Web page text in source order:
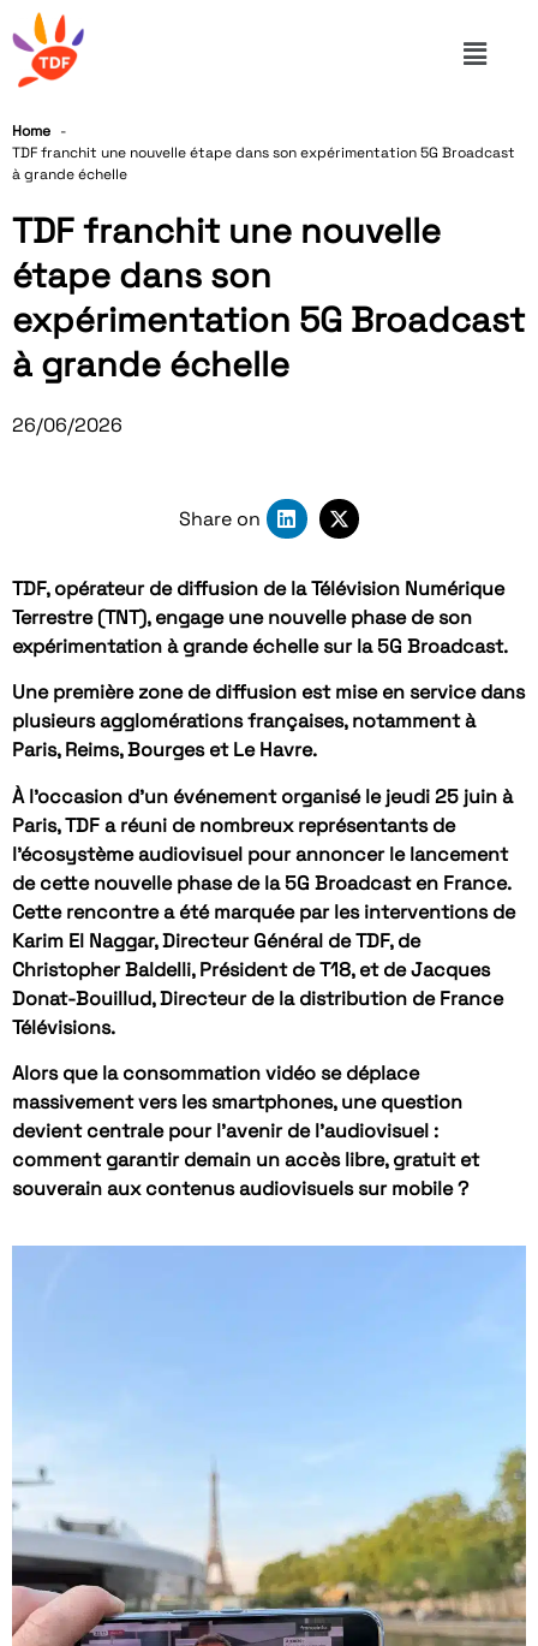
Home
TDF franchit une nouvelle étape dans son expérimentation 5G Broadcast
à grande échelle
TDF franchit une nouvelle
étape dans son
expérimentation 5G Broadcast
à grande échelle
26/06/2026
Share on
TDF, opérateur de diffusion de la Télévision Numérique
Terrestre (TNT), engage une nouvelle phase de son
expérimentation à grande échelle sur la 5G Broadcast.
Une première zone de diffusion est mise en service dans
plusieurs agglomérations françaises, notamment à
Paris, Reims, Bourges et Le Havre.
À l’occasion d’un événement organisé le jeudi 25 juin à
Paris, TDF a réuni de nombreux représentants de
l’écosystème audiovisuel pour annoncer le lancement
de cette nouvelle phase de la 5G Broadcast en France.
Cette rencontre a été marquée par les interventions de
Karim El Naggar, Directeur Général de TDF, de
Christopher Baldelli, Président de T18, et de Jacques
Donat-Bouillud, Directeur de la distribution de France
Télévisions.
Alors que la consommation vidéo se déplace
massivement vers les smartphones, une question
devient centrale pour l’avenir de l’audiovisuel :
comment garantir demain un accès libre, gratuit et
souverain aux contenus audiovisuels sur mobile ?